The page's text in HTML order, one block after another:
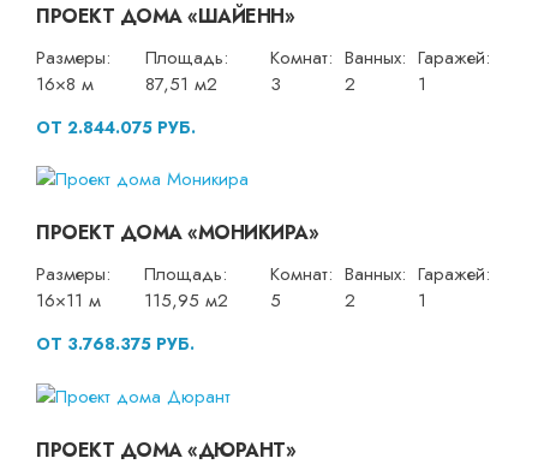
ПРОЕКТ ДОМА «ШАЙЕНН»
Размеры:
16×8 м
Площадь:
87,51 м2
Комнат:
3
Ванных:
2
Гаражей:
1
ОТ 2.844.075 РУБ.
ПРОЕКТ ДОМА «МОНИКИРА»
Размеры:
16×11 м
Площадь:
115,95 м2
Комнат:
5
Ванных:
2
Гаражей:
1
ОТ 3.768.375 РУБ.
ПРОЕКТ ДОМА «ДЮРАНТ»